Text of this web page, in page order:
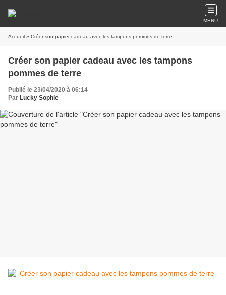
MENU
Accueil » Créer son papier cadeau avec les tampons pommes de terre
Créer son papier cadeau avec les tampons
pommes de terre
Publié le 23/04/2020 à 06:14
Par Lucky Sophie